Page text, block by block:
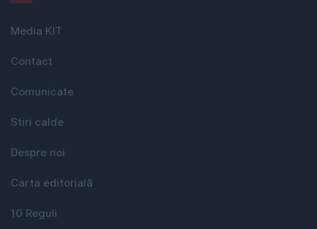
Media KIT
Contact
Comunicate
Stiri calde
Despre noi
Carta editorială
10 Reguli